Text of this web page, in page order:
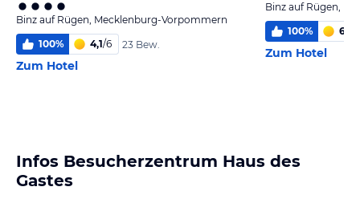
Binz auf Rügen, Mecklenburg-Vorpommern
100% 4,1/6 23 Bew.
Zum Hotel
Binz auf Rügen,
100% 6,0
Zum Hotel
Infos Besucherzentrum Haus des
Gastes